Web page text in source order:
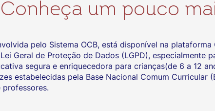
Conheça um pouco
pelo Sistema OCB, está disponível na
Geral de Proteção de Dados (LGPD), especialmente
segura e enriquecedora para crianças(de 6 a 12
estabelecidas pela Base Nacional Comum Curricular
professores.